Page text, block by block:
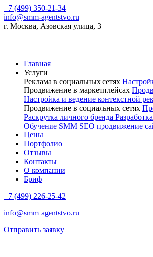
+7 (499) 350-21-34
info@smm-agentstvo.ru
г. Москва, Азовская улица, 3
Главная
Услуги
Реклама в социальных сетях
Продвижение в маркетплейсах
Настройка и ведение контекстной
Продвижение в социальных сетях
Раскрутка личного бренда
Обучение SMM SEO продвижение
Цены
Портфолио
Отзывы
Контакты
О компании
Бриф
+7 (499) 226-25-42
info@smm-agentstvo.ru
Отправить заявку